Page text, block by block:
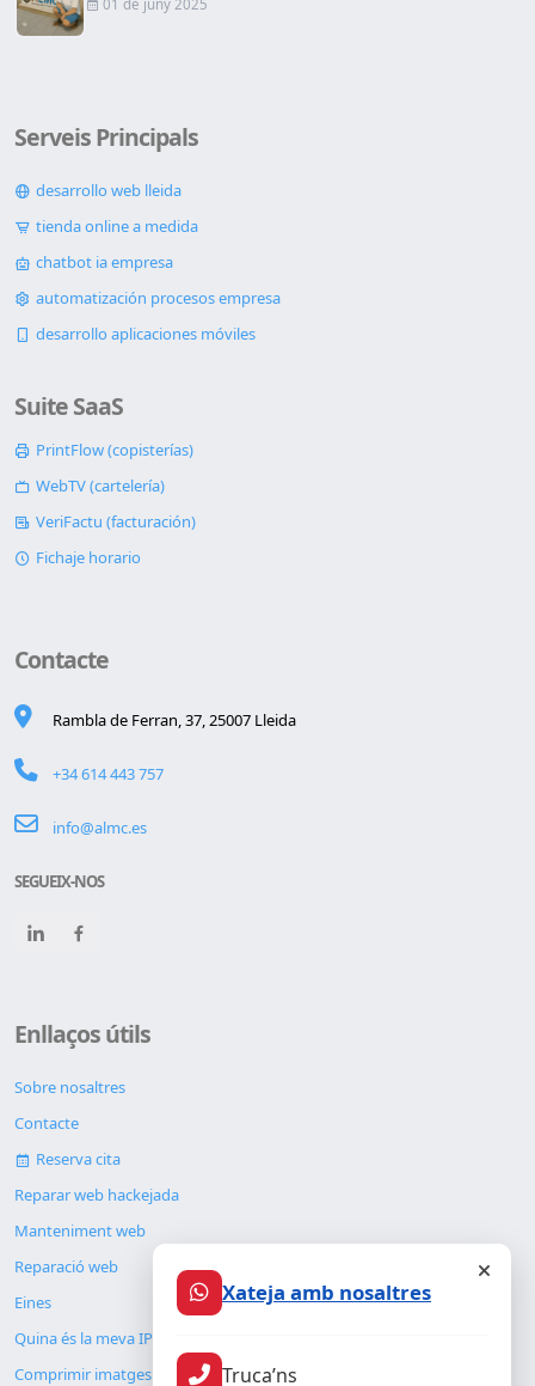
01 de juny 2025
Serveis Principals
desarrollo web lleida
tienda online a medida
chatbot ia empresa
automatización procesos empresa
desarrollo aplicaciones móviles
Suite SaaS
PrintFlow (copisterías)
WebTV (cartelería)
VeriFactu (facturación)
Fichaje horario
Contacte
Rambla de Ferran, 37, 25007 Lleida
+34 614 443 757
info@almc.es
SEGUEIX-NOS
Enllaços útils
Sobre nosaltres
Contacte
Reserva cita
Reparar web hackejada
Manteniment web
Reparació web
Eines
Quina és la meva IP
Comprimir imatges
Xateja amb nosaltres
Truca’ns